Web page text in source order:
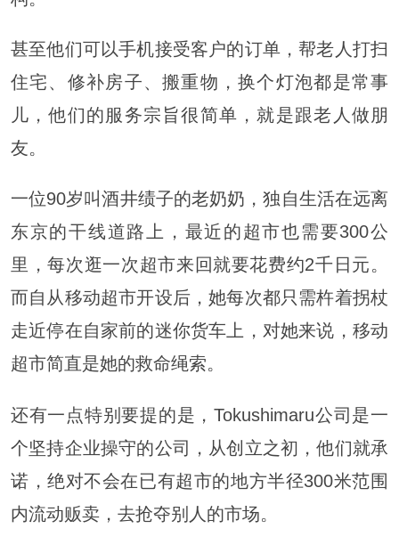
甚至他们可以手机接受客户的订单，帮老人打扫
住宅、修补房子、搬重物，换个灯泡都是常事
儿，他们的服务宗旨很简单，就是跟老人做朋
友。
一位90岁叫酒井绩子的老奶奶，独自生活在远离
东京的干线道路上，最近的超市也需要300公
里，每次逛一次超市来回就要花费约2千日元。
而自从移动超市开设后，她每次都只需杵着拐杖
走近停在自家前的迷你货车上，对她来说，移动
超市简直是她的救命绳索。
还有一点特别要提的是，Tokushimaru公司是一
个坚持企业操守的公司，从创立之初，他们就承
诺，绝对不会在已有超市的地方半径300米范围
内流动贩卖，去抢夺别人的市场。